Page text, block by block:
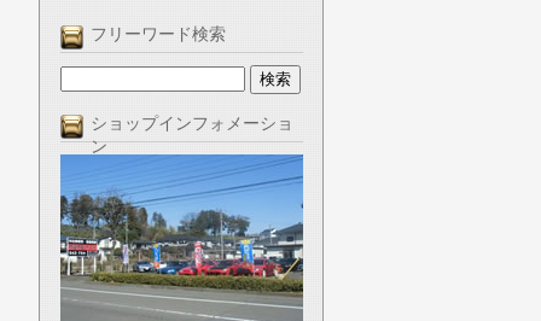
フリーワード検索
ショップインフォメーショ
ン